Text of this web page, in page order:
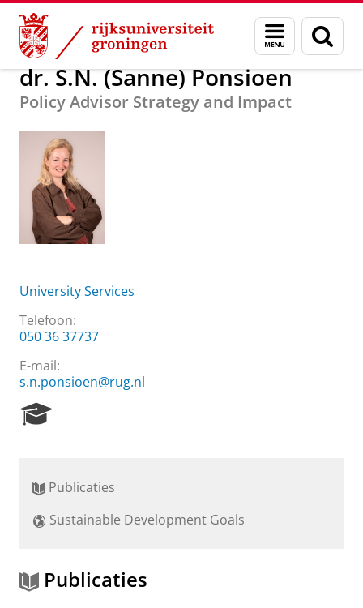
Skip
Content
Skip
Navigation
Menu
en
zoeken
Over ons dr. S.N. (Sanne) Ponsioen
dr. S.N. (Sanne) Ponsioen
Policy Advisor Strategy and Impact
University Services
Telefoon:
050 36 37737
E-mail:
s.n.ponsioen@rug.nl
r
h
r
t
Publicaties
Sustainable Development Goals
Publicaties